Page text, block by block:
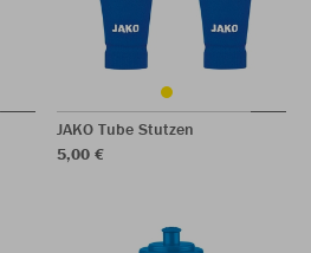
JAKO Tube Stutzen
5,00 €